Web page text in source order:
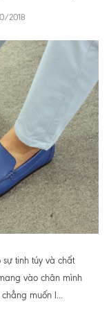
2018
tinh túy và chất
vào chân mình
muốn l...